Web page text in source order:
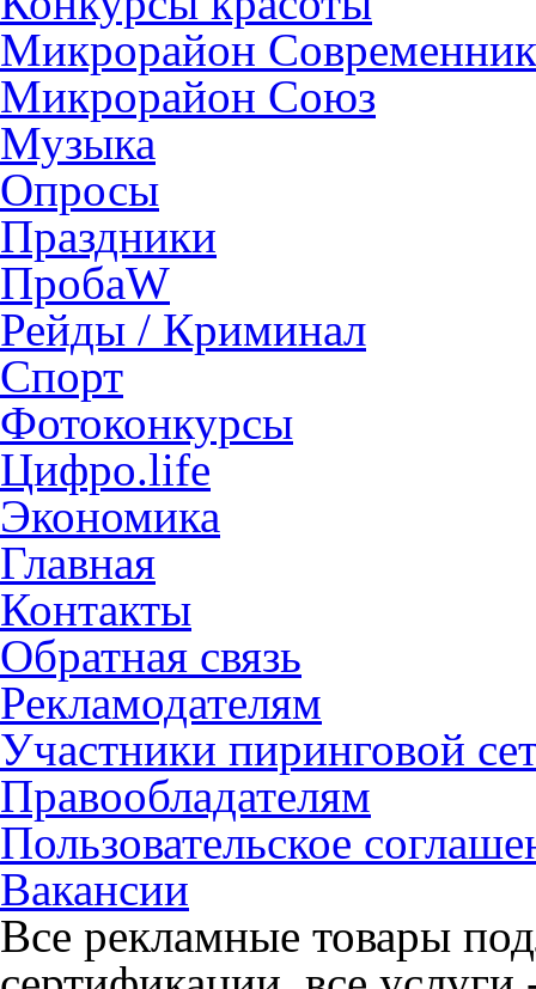
Микрорайон Современник
Микрорайон Союз
Музыка
Опросы
Праздники
ПробаW
Рейды / Криминал
Спорт
Фотоконкурсы
Цифро.life
Экономика
Главная
Контакты
Обратная связь
Рекламодателям
Участники пиринговой
Правообладателям
Пользовательское
Вакансии
Все рекламные товары